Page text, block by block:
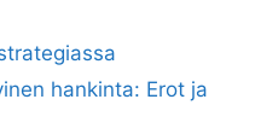
hankinta: Erot ja